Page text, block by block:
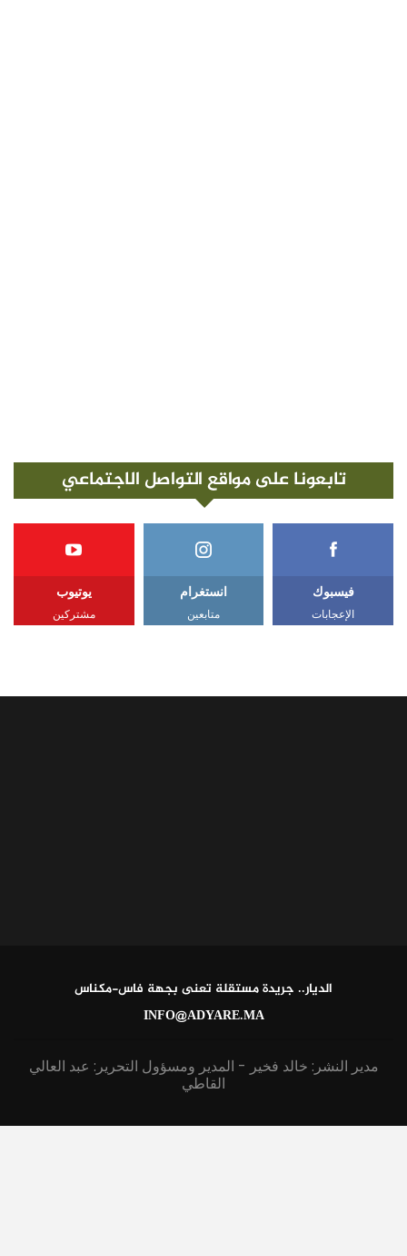
تابعونا على مواقع التواصل الاجتماعي
فيسبوك
الإعجابات
انستغرام
متابعين
يوتيوب
مشتركين
الديار.. جريدة مستقلة تعنى بجهة فاس-مكناس
INFO@ADYARE.MA
مدير النشر: خالد فخير - المدير ومسؤول التحرير: عبد العالي
القاطي